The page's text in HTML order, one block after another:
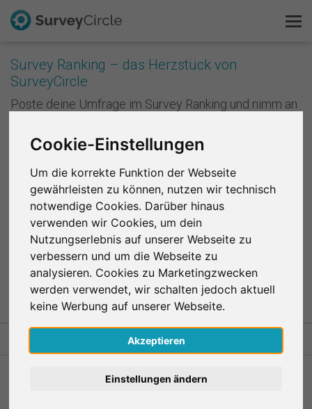
Cookie-Einstellungen
Um die korrekte Funktion der Webseite
gewährleisten zu können, nutzen wir technisch
notwendige Cookies. Darüber hinaus
verwenden wir Cookies, um dein
Nutzungserlebnis auf unserer Webseite zu
verbessern und um die Webseite zu
analysieren. Cookies zu Marketingzwecken
werden verwendet, wir schalten jedoch aktuell
keine Werbung auf unserer Webseite.
Akzeptieren
Einstellungen ändern
Survey Ranking – das Herzstück von
SurveyCircle
Poste deine Umfrage im Survey Ranking und nimm an
deiner Studie im Survey Ranking. Je besser deine
deiner Studie teil. Anders formuliert: Je mehr du
andere unterstützt, desto mehr Unterstützung
bekommst du zurück.
Registriere dich kostenlos, um bei SurveyCircle
Studienteilnehmer zu finden und spannende
Forschungsprojekte zu unterstützen.
Region 1 R 2 R 3 R 4 R 5
Forschung entdecken
FAQ
Kostenlos registrieren
Anmelden
English
Nederlands